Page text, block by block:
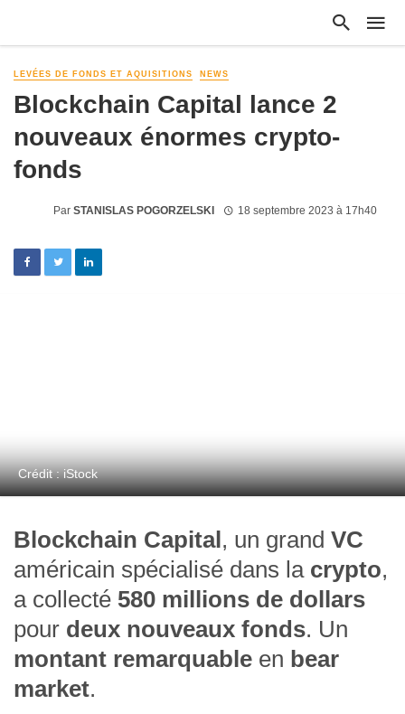
LEVÉES DE FONDS ET AQUISITIONS NEWS
Blockchain Capital lance 2
nouveaux énormes crypto-
fonds
Par STANISLAS POGORZELSKI 18 septembre 2023 à 17h40
Crédit : iStock
Blockchain Capital , un grand VC
américain spécialisé dans la crypto,
a collecté 580 millions de dollars
pour deux nouveaux fonds. Un
montant remarquable en bear
market.